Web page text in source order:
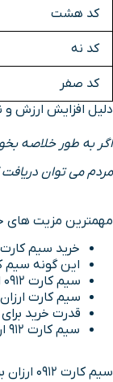
کد هشت
کد نه
کد صفر
دلیل افزایش ارزش و نرخ
مردم می توان دریافت که اغلب سیم کارت 912 ارزان از استقبال بیشتری
مهمترین مزیت های خرید
خرید سیم کارت ۹۱۲ ارزان با توجه به قیمت پایینی که دارد بسیار مقرون به صرفه و اقتصادی است.
این گونه سیم
سیم کارت ۰۹۱۲ ارزان قیمت در مقایسه با سیم کارت های گران قیمت از نظر امکانات و خدمات تفاوتی ندارند.
سیم کارت ارزان ۹۱۲ از نظر اعتبار نیز تفاوت زیادی با سیم کارت گران قیمت نداشته و به دلیل داشتن عدد 0912 در ابتدای شماره بسیار معتبر است.
قدرت خرید
سیم کارت ۹۱۲ ارزان یک انتخاب عالی برای سیم کارت اولی ها به منظور شروع کسب و کار جدیدشان خواهد بود.
سیم کارت ۰۹۱۲ ارزان برای سرمایه گذاری